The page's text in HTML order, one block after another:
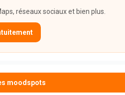
réseaux sociaux et bien plus.
moodspots